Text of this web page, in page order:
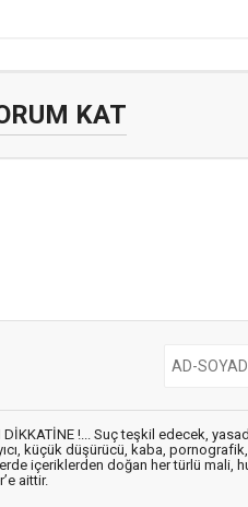
KAT
DİKKATİNE !... Suç teşkil edecek,
küçük düşürücü, kaba,
içeriklerden doğan her türlü mali,
aittir.